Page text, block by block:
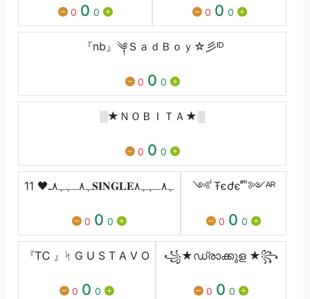
0 0 0 0 0 0
『nb』༆ＳａｄＢｏｙ☆彡ᴵᴰ
0 0 0
░★ＮＯＢＩＴＡ★░
0 0 0
11 🖤ﮩ٨ـﮩﮩ٨ـ𝐒𝐈𝐍𝐆𝐋𝐄ﮩ٨ـﮩﮩ٨
0 0 0
༺ ͥŦєժє ͣ ͫ༻ᴬᴿ
0 0 0
『ᎢᏟ 』ᛋ G U S T A V O
0 0 0
꧁★ഡ്രാക്കുള ★꧂
0 0 0